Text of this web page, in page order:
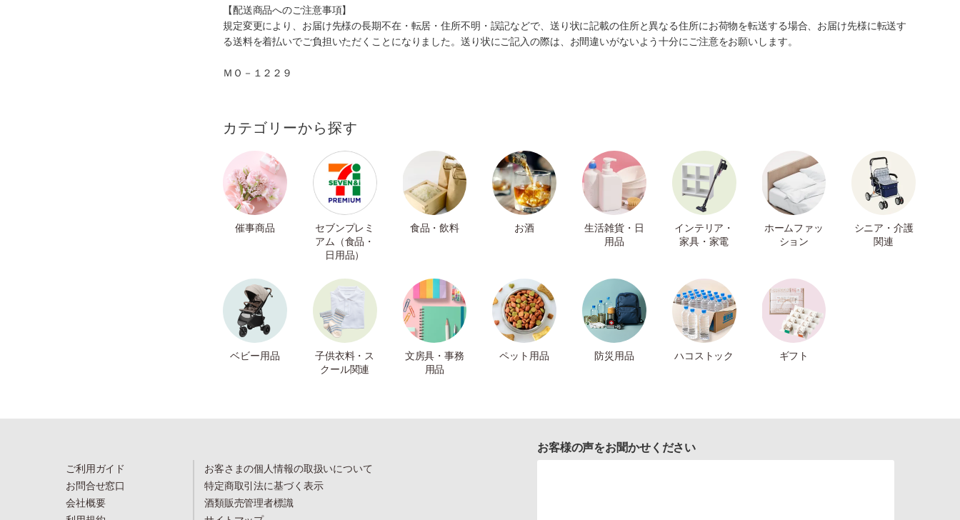
【配送商品へのご注意事項】
規定変更により、お届け先様の長期不在・転居・住所不明・誤記などで、送り状に記載の住所と異なる住所にお荷物を転送する場合、お届け先様に転送す
る送料を着払いでご負担いただくことになりました。送り状にご記入の際は、お間違いがないよう十分にご注意をお願いします。
ＭＯ－１２２９
カテゴリーから探す
催事商品
セブンプレミ
アム（食品・
日用品）
食品・飲料 お酒
生活雑貨・日
用品
インテリア・
家具・家電
ホームファッ
ション
シニア・介護
関連
ベビー用品
子供衣料・ス
クール関連
文房具・事務
用品
ペット用品 防災用品 ハコストック ギフト
ご利用ガイド
お問合せ窓口
会社概要
お客さまの個人情報の取扱いについて
特定商取引法に基づく表示
酒類販売管理者標識
お客様の声をお聞かせください